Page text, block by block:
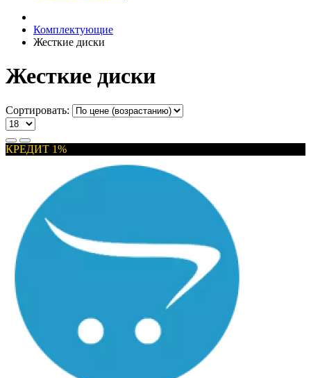
Комплектующие
Жесткие диски
Жесткие диски
Сортировать:
КРЕДИТ 1%